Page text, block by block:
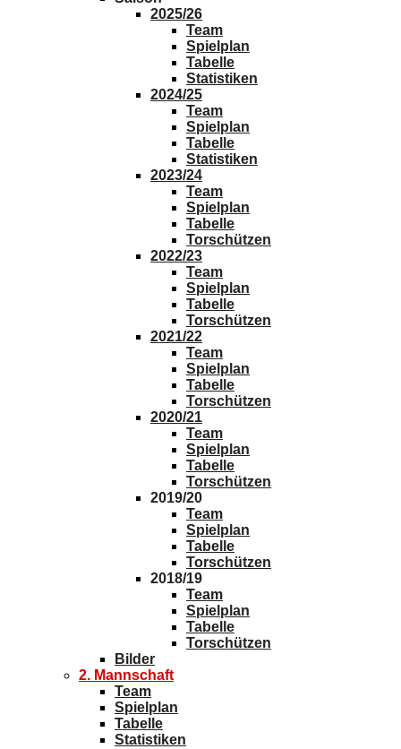
2025/26
Team
Spielplan
Tabelle
Statistiken
2024/25
Team
Spielplan
Tabelle
Statistiken
2023/24
Team
Spielplan
Tabelle
Torschützen
2022/23
Team
Spielplan
Tabelle
Torschützen
2021/22
Team
Spielplan
Tabelle
Torschützen
2020/21
Team
Spielplan
Tabelle
Torschützen
2019/20
Team
Spielplan
Tabelle
Torschützen
2018/19
Team
Spielplan
Tabelle
Torschützen
Bilder
2. Mannschaft
Team
Spielplan
Tabelle
Statistiken